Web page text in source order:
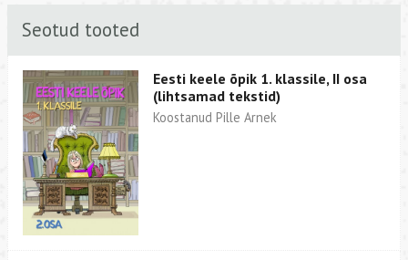
Seotud tooted
Eesti keele õpik 1. klassile, II osa
(lihtsamad tekstid)
Koostanud Pille Arnek